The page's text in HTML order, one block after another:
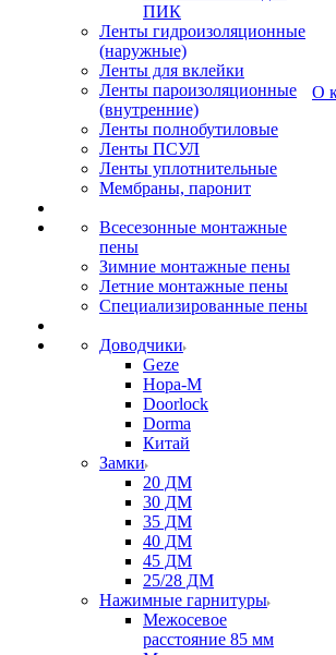
ПИК
Ленты гидроизоляционные
(наружные)
Ленты для вклейки
Ленты пароизоляционные
(внутренние)
Ленты полнобутиловые
Ленты ПСУЛ
Ленты уплотнительные
Мембраны, паронит
Всесезонные монтажные
пены
Зимние монтажные пены
Летние монтажные пены
Специализированные пены
Доводчики
Geze
Нора-М
Doorlock
Dorma
Китай
Замки
20 ДМ
30 ДМ
35 ДМ
40 ДМ
45 ДМ
25/28 ДМ
Нажимные гарнитуры
Межосевое
расстояние 85 мм
О